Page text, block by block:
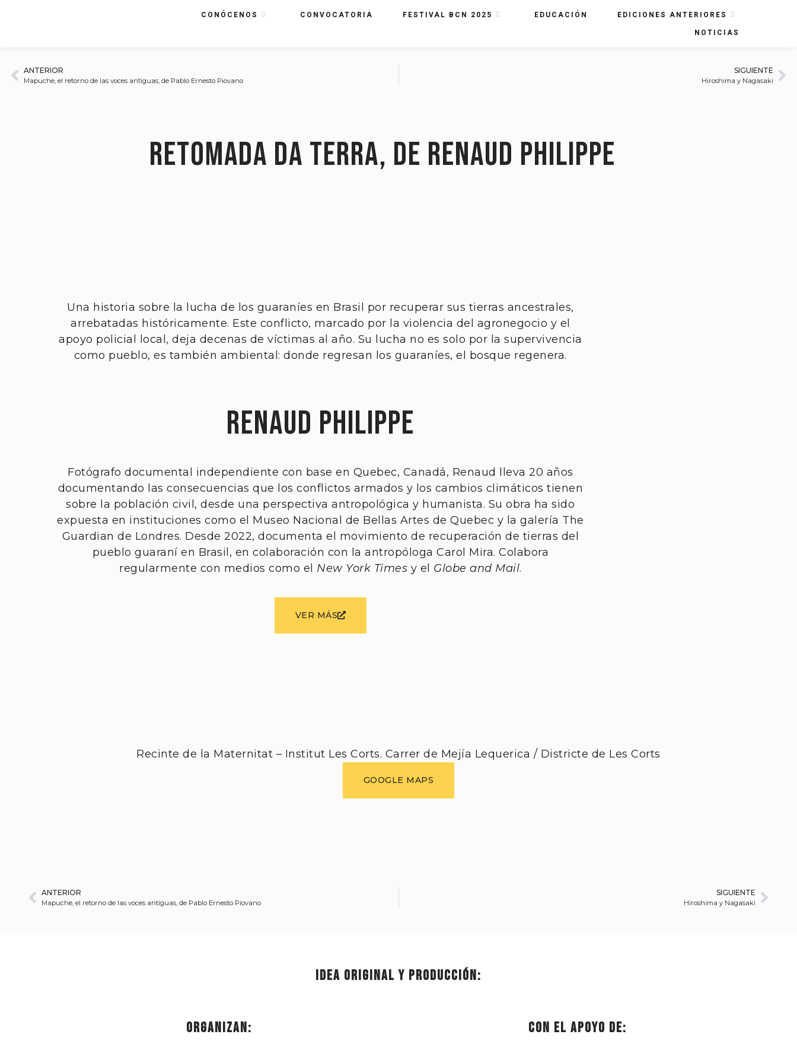
CONÓCENOS CONVOCATORIA FESTIVAL BCN 2025 EDUCACIÓN
EDICIONES ANTERIORES
NOTICIAS
ANTERIOR
Mapuche, el retorno de las voces antiguas, de Pablo Ernesto Piovano
SIGUIENTE
Hiroshima y Nagasaki
Retomada da terra, de Renaud Philippe
Una historia sobre la lucha de los guaraníes en Brasil por recuperar sus tierras ancestrales,
arrebatadas históricamente. Este conflicto, marcado por la violencia del agronegocio y el
apoyo policial local, deja decenas de víctimas al año. Su lucha no es solo por la supervivencia
como pueblo, es también ambiental: donde regresan los guaraníes, el bosque regenera.
Renaud Philippe
Fotógrafo documental independiente con base en Quebec, Canadá, Renaud lleva 20 años
documentando las consecuencias que los conflictos armados y los cambios climáticos tienen
sobre la población civil, desde una perspectiva antropológica y humanista. Su obra ha sido
expuesta en instituciones como el Museo Nacional de Bellas Artes de Quebec y la galería The
Guardian de Londres. Desde 2022, documenta el movimiento de recuperación de tierras del
pueblo guaraní en Brasil, en colaboración con la antropóloga Carol Mira. Colabora
regularmente con medios como el New York Times y el Globe and Mail.
VER MÁS
Recinte de la Maternitat – Institut Les Corts. Carrer de Mejía Lequerica / Districte de Les Corts
GOOGLE MAPS
ANTERIOR
Mapuche, el retorno de las voces antiguas, de Pablo Ernesto Piovano
SIGUIENTE
Hiroshima y Nagasaki
Idea original y producción:
Organizan: Con el apoyo de: